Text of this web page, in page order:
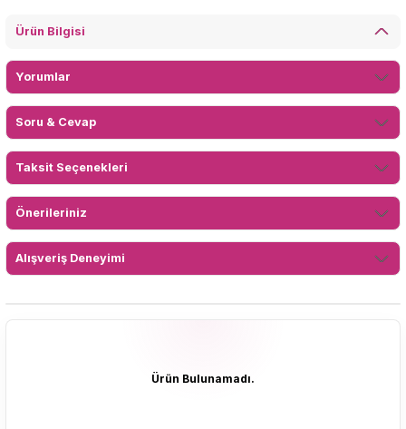
Ürün Bilgisi
Yorumlar
Soru & Cevap
Taksit Seçenekleri
Önerileriniz
Alışveriş Deneyimi
Ürün Bulunamadı.